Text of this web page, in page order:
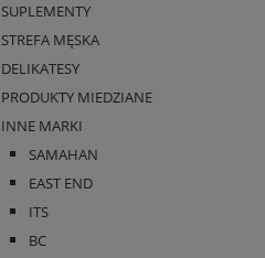
SUPLEMENTY
STREFA MĘSKA
DELIKATESY
PRODUKTY MIEDZIANE
INNE MARKI
SAMAHAN
EAST END
ITS
BC